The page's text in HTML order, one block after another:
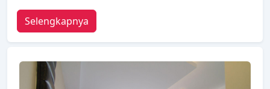
memandu Anda di Hotel Parami. Bersantailah di
kamar Anda yang nyaman dan beberapa kamar
dilengkapi dengan fasilitas seperti televisi layar
datar, minuman selamat datang gratis, cermin,
sandal, handuk. Beristirahatlah setelah seharian
Selengkapnya